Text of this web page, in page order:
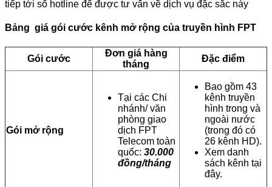
tiếp tới số hotline để được tư vấn về dịch vụ đặc sắc này
Bảng giá gói cước kênh mở rộng của truyền hình FPT
Gói cước
Đơn giá hàng
tháng
Đặc điểm
Gói mở rộng
Tại các Chi
nhánh/ văn
phòng giao
dịch FPT
Telecom toàn
quốc: 30.000
đồng/tháng
Bao gồm 43
kênh truyền
hình trong và
ngoài nước
(trong đó có
26 kênh HD).
Xem danh
sách kênh tại
đây.